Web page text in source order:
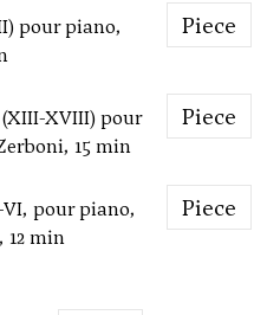
pour piano,
Piece
XVIII) pour
15 min
Piece
pour piano,
12 min
Piece